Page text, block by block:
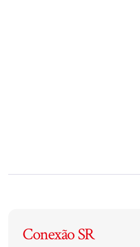
Conexão SR